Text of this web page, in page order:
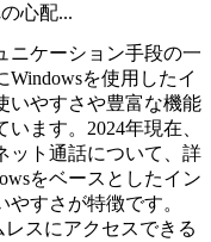
ニケーション手段の一
を使用したイ
いやすさや豊富な機能
ます。2024年現在、
ット通話について、詳
をベースとしたイン
すさが特徴です。
スにアクセスできる
心配...